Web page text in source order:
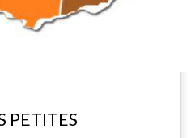
PETITES